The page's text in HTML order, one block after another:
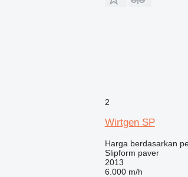
2
Wirtgen SP
Harga berdasarkan
Slipform paver
2013
6.000 m/h